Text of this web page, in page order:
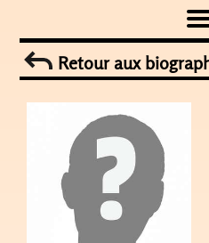
to
contentRetour aux